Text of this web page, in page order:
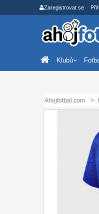
Zaregistrovat se
Klubů
Ahojfotbal.com